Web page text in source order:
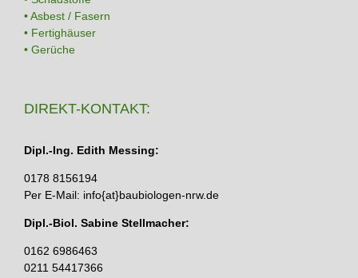
• Asbest / Fasern
• Fertighäuser
• Gerüche
DIREKT-KONTAKT:
Dipl.-Ing. Edith Messing:
0178 8156194
Per E-Mail: info{at}baubiologen-nrw.de
Dipl.-Biol. Sabine Stellmacher:
0162 6986463
0211 54417366